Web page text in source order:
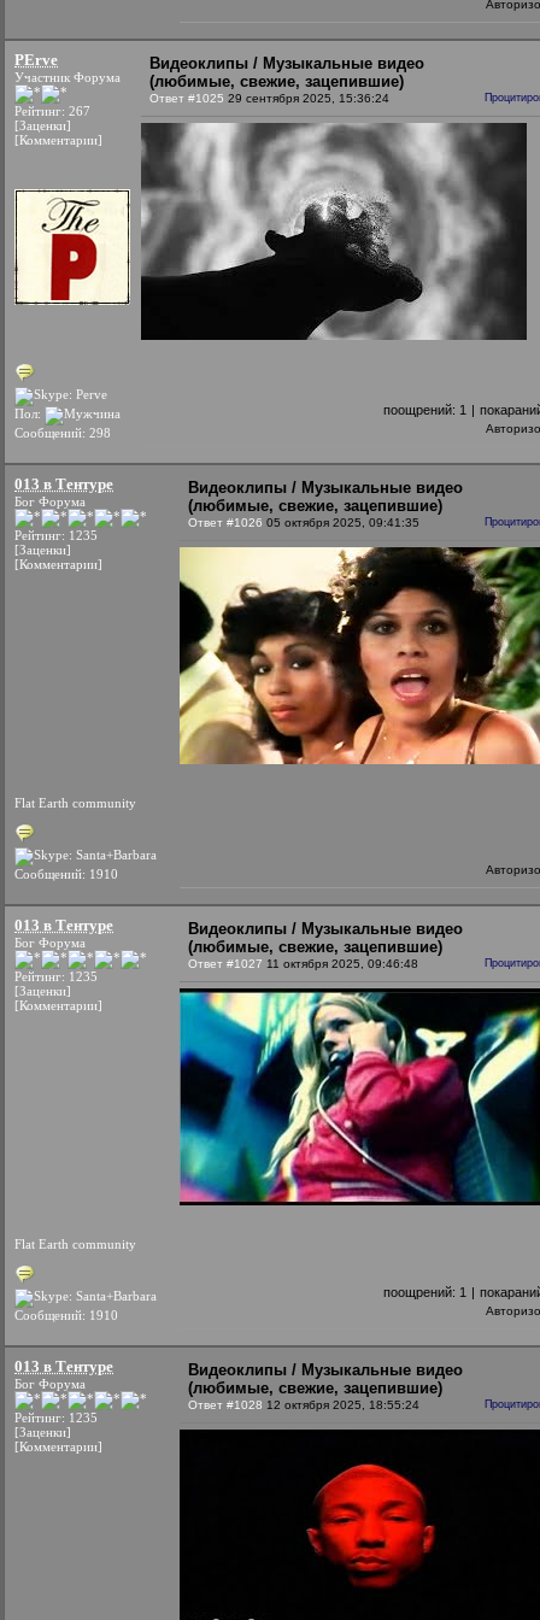
PErve
Участник Форума
Рейтинг: 267
[Заценки]
[Комментарии]
Пол:
Сообщений: 298
Видеоклипы / Музыкальные видео
(любимые, свежие, зацепившие)
Ответ #1025 29 сентября 2025, 15:36:24
поощрений: 1 |
013 в Тентуре
Бог Форума
Рейтинг: 1235
[Заценки]
[Комментарии]
Flat Earth community
Сообщений: 1910
Видеоклипы / Музыкальные видео
(любимые, свежие, зацепившие)
Ответ #1026 05 октября 2025, 09:41:35
013 в Тентуре
Бог Форума
Рейтинг: 1235
[Заценки]
[Комментарии]
Flat Earth community
Сообщений: 1910
Видеоклипы / Музыкальные видео
(любимые, свежие, зацепившие)
Ответ #1027 11 октября 2025, 09:46:48
поощрений: 1 |
013 в Тентуре
Бог Форума
Рейтинг: 1235
[Заценки]
[Комментарии]
Видеоклипы / Музыкальные видео
(любимые, свежие, зацепившие)
Ответ #1028 12 октября 2025, 18:55:24